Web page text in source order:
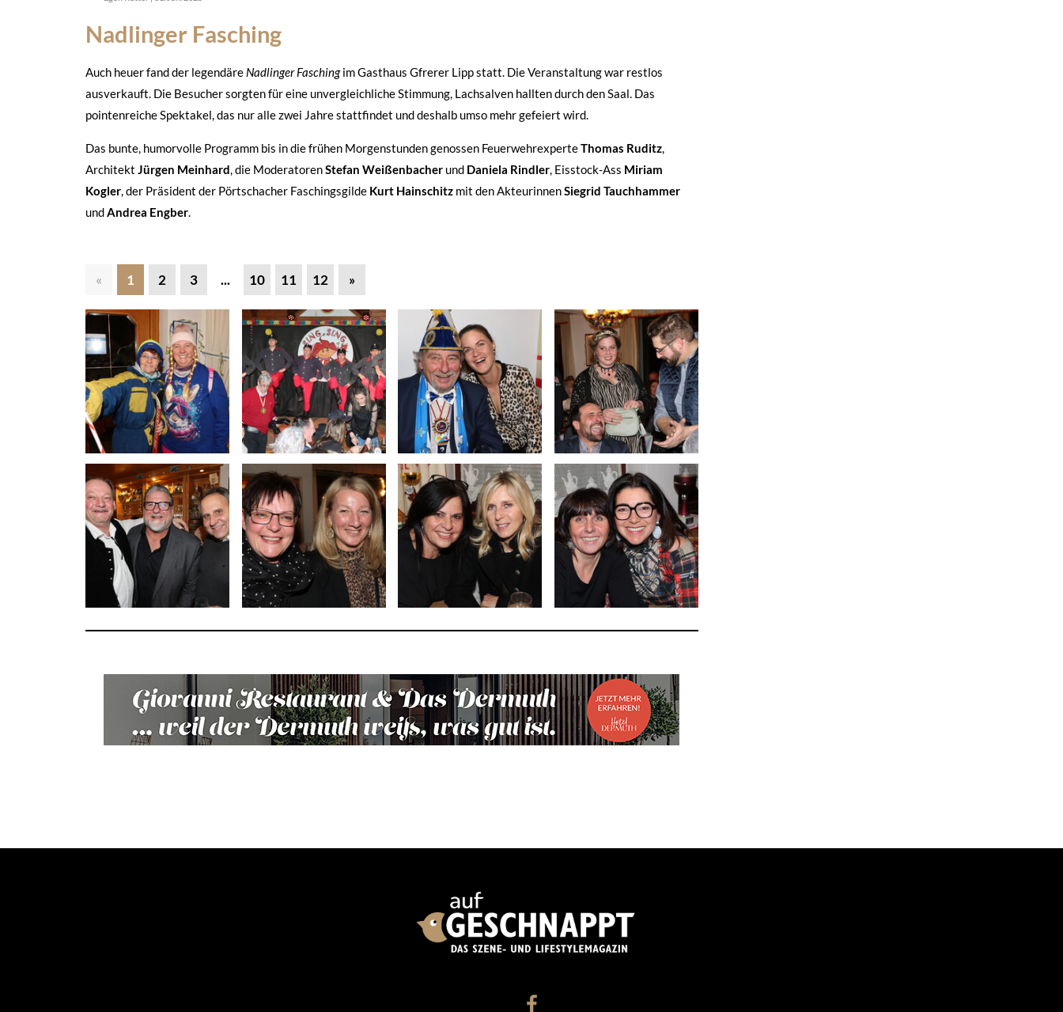
Nadlinger Fasching
Auch heuer fand der legendäre Nadlinger Faschingim Gasthaus Gfrerer Lipp statt. Die Veranstaltung war restlos
ausverkauft. Die Besucher sorgten für eine unvergleichliche Stimmung, Lachsalven hallten durch den Saal. Das
pointenreiche Spektakel, das nur alle zwei Jahre stattfindet und deshalb umso mehr gefeiert wird.
Das bunte, humorvolle Programm bis in die frühen Morgenstunden genossen FeuerwehrexperteThomas Ruditz,
Architekt Jürgen Meinhard, die ModeratorenStefan Weißenbacher und Daniela Rindler, Eisstock-Ass Miriam
Kogler, der Präsident der Pörtschacher Faschingsgilde Kurt Hainschitz mit den AkteurinnenSiegrid Tauchhammer
undAndrea Engber.
« 1 2 3 ... 10 11 12 »